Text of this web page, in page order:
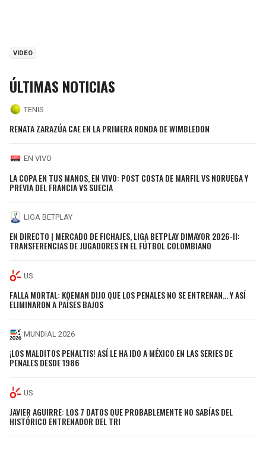
VIDEO
ÚLTIMAS NOTICIAS
TENIS
RENATA ZARAZÚA CAE EN LA PRIMERA RONDA DE WIMBLEDON
EN VIVO
LA COPA EN TUS MANOS, EN VIVO: POST COSTA DE MARFIL VS NORUEGA Y
PREVIA DEL FRANCIA VS SUECIA
LIGA BETPLAY
EN DIRECTO | MERCADO DE FICHAJES, LIGA BETPLAY DIMAYOR 2026-II:
TRANSFERENCIAS DE JUGADORES EN EL FÚTBOL COLOMBIANO
US
FALLA MORTAL: KOEMAN DIJO QUE LOS PENALES NO SE ENTRENAN… Y ASÍ
ELIMINARON A PAÍSES BAJOS
MUNDIAL 2026
¡LOS MALDITOS PENALTIS! ASÍ LE HA IDO A MÉXICO EN LAS SERIES DE
PENALES DESDE 1986
US
JAVIER AGUIRRE: LOS 7 DATOS QUE PROBABLEMENTE NO SABÍAS DEL
HISTÓRICO ENTRENADOR DEL TRI